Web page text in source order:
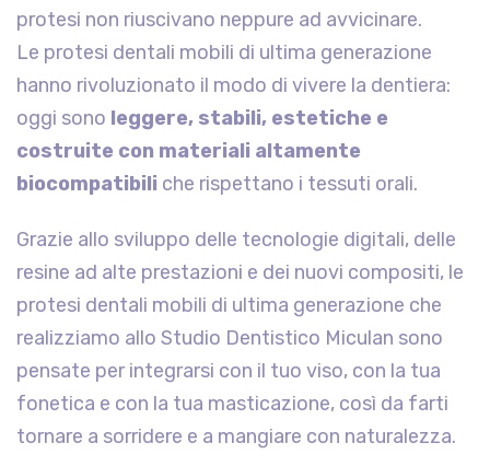
protesi non riuscivano neppure ad avvicinare.
Le protesi dentali mobili di ultima generazione
hanno rivoluzionato il modo di vivere la dentiera:
oggi sono leggere, stabili, estetiche e
costruite con materiali altamente
biocompatibili che rispettano i tessuti orali.
Grazie allo sviluppo delle tecnologie digitali, delle
resine ad alte prestazioni e dei nuovi compositi, le
protesi dentali mobili di ultima generazione che
realizziamo allo Studio Dentistico Miculan sono
pensate per integrarsi con il tuo viso, con la tua
fonetica e con la tua masticazione, così da farti
tornare a sorridere e a mangiare con naturalezza.